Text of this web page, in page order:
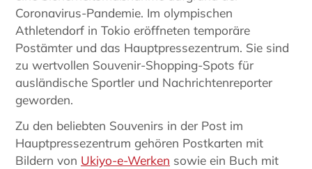
Coronavirus-Pandemie. Im olympischen
Athletendorf in Tokio eröffneten temporäre
Postämter und das Hauptpressezentrum. Sie sind
zu wertvollen Souvenir-Shopping-Spots für
ausländische Sportler und Nachrichtenreporter
geworden.
Zu den beliebten Souvenirs in der Post im
Hauptpressezentrum gehören Postkarten mit
Bildern von Ukiyo-e-Werken sowie ein Buch mit